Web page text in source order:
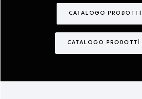
CATALOGO PRODOTTI
CATALOGO PRODOTTI